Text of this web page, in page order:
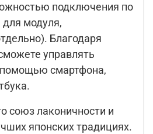
подключения по
для модуля,
Благодаря
управлять
смартфона,
союз лаконичности и
японских традициях.